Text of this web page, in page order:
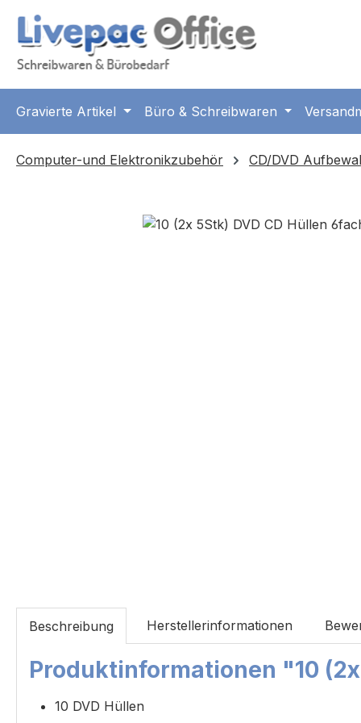
Hauptinhalt springen
Zur Suche springen
Zur Hauptnavigation springen
Gravierte Artikel Büro & Schreibwaren
Computer-und Elektronikzubehör CD/DVD
Bildergalerie überspringen
Beschreibung Herstellerinformationen
Produktinformationen "10
10 DVD Hüllen